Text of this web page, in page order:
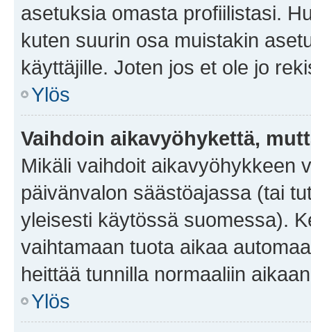
asetuksia omasta profiilistasi.
kuten suurin osa muistakin
käyttäjille. Joten jos et ole jo
Ylös
Vaihdoin aikavyöhykettä,
Mikäli vaihdoit aikavyöhykkeen
päivänvalon säästöajassa (tai
yleisesti käytössä suomessa).
vaihtamaan tuota aikaa
heittää tunnilla normaaliin
Ylös